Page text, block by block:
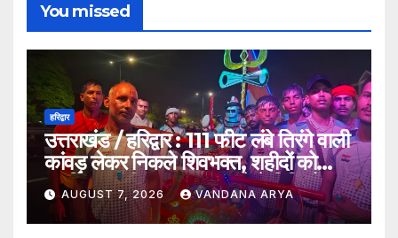
You missed
हरिद्वार
उत्तराखंड / हरिद्वार : 111 फीट लंबे तिरंगे वाली
कांवड़ लेकर निकले शिवभक्त, शहीदों को
समर्पित अनूठी आस्था यात्रा_देखे विडिओ !!
AUGUST 7, 2026 VANDANA ARYA